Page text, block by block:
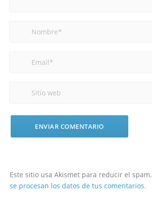
Este sitio usa Akismet para reducir el spam.
se procesan los datos de tus comentarios.